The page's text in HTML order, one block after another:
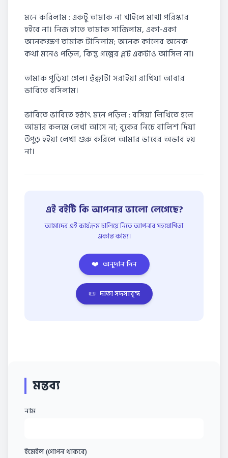
মনে করিলাম : একটু তামাক না খাইলে মাথা পরিষ্কার
হইবে না। নিজ হাতে তামাক সাজিলাম, একা-একা
অনেকক্ষণ তামাক টানিলাম; অনেক কালের অনেক
কথা মনেও পড়িল, কিন্তু গল্পের প্লট একটাও আসিল না।
তামাক পুড়িয়া গেল। হুঁক্কাটা সরাইয়া রাখিয়া আবার
ভাবিতে বসিলাম।
ভাবিতে ভাবিতে হঠাৎ মনে পড়িল : বসিয়া লিখিতে হলে
আমার কলমে লেখা আসে না; বুকের নিচে বালিশ দিয়া
উপুড় হইয়া লেখা শুরু করিলে আমার ভাবের অভাব হয়
না।
এই বইটি কি আপনার ভালো লেগেছে?
আমাদের এই কার্যক্রম চালিয়ে নিতে আপনার সহযোগিতা
একান্ত কাম্য।
❤️ অনুদান দিন
📜 দাতা সদস্যবৃন্দ
মন্তব্য
নাম
ইমেইল (গোপন থাকবে)